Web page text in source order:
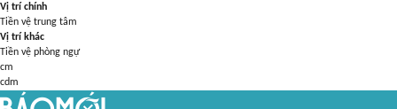
Vị trí chính
Tiền vệ trung tâm
Vị trí khác
Tiền vệ phòng ngự
cm
cdm